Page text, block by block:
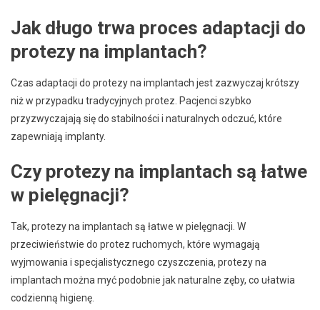
Jak długo trwa proces adaptacji do
protezy na implantach?
Czas adaptacji do protezy na implantach jest zazwyczaj krótszy
niż w przypadku tradycyjnych protez. Pacjenci szybko
przyzwyczajają się do stabilności i naturalnych odczuć, które
zapewniają implanty.
Czy protezy na implantach są łatwe
w pielęgnacji?
Tak, protezy na implantach są łatwe w pielęgnacji. W
przeciwieństwie do protez ruchomych, które wymagają
wyjmowania i specjalistycznego czyszczenia, protezy na
implantach można myć podobnie jak naturalne zęby, co ułatwia
codzienną higienę.